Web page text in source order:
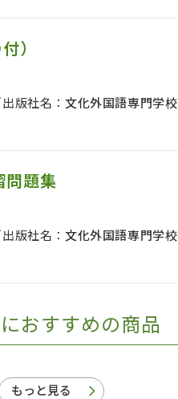
）
出版社名： 文化外国語専門学校
題集
出版社名： 文化外国語専門学校
おすすめの商品
もっと見る